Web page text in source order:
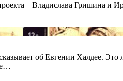
– Владислава Гришина и
об Евгении Халдее. Это